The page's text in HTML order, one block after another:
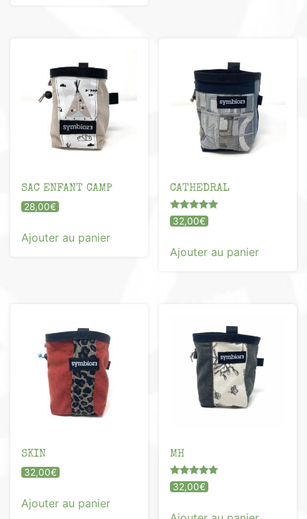
SAC ENFANT CAMP
28,00€
Ajouter au panier
CATHEDRAL
Note
5.00
32,00€
Ajouter au panier
SKIN
32,00€
Ajouter au panier
MH
Note
5.00
32,00€